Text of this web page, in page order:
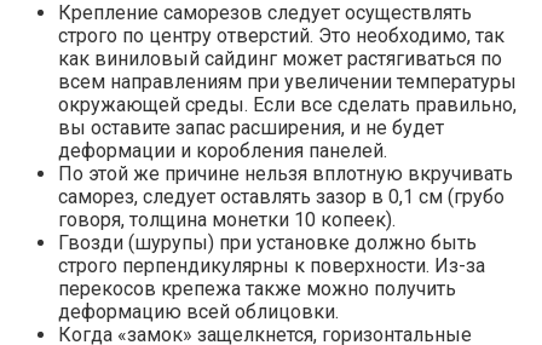
Крепление саморезов следует осуществлять
строго по центру отверстий. Это необходимо, так
как виниловый сайдинг может растягиваться по
всем направлениям при увеличении температуры
окружающей среды. Если все сделать правильно,
вы оставите запас расширения, и не будет
деформации и коробления панелей.
По этой же причине нельзя вплотную вкручивать
саморез, следует оставлять зазор в 0,1 см (грубо
говоря, толщина монетки 10 копеек).
Гвозди (шурупы) при установке должно быть
строго перпендикулярны к поверхности. Из-за
перекосов крепежа также можно получить
деформацию всей облицовки.
Когда «замок» защелкнется, горизонтальные